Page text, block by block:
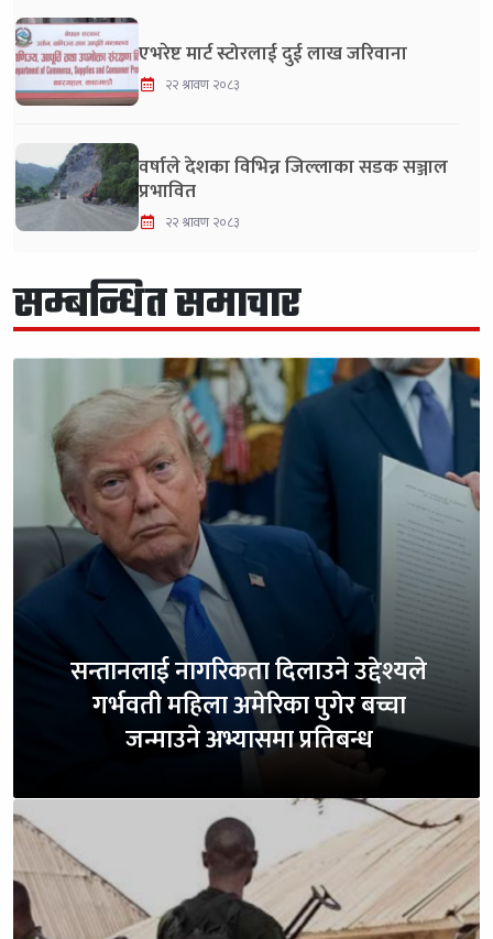
एभरेष्ट मार्ट स्टोरलाई दुई लाख जरिवाना
२२ श्रावण २०८३
वर्षाले देशका विभिन्न जिल्लाका सडक सञ्जाल
प्रभावित
२२ श्रावण २०८३
सम्बन्धित समाचार
सन्तानलाई नागरिकता दिलाउने उद्देश्यले
गर्भवती महिला अमेरिका पुगेर बच्चा
जन्माउने अभ्यासमा प्रतिबन्ध